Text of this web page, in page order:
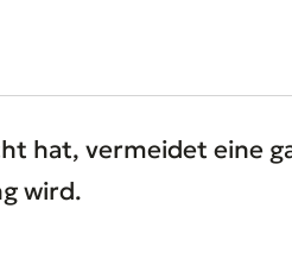
hat, vermeidet eine
wird.